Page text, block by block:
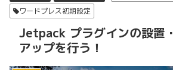
ワードプレス初期設定
Jetpack プラグインの設置
アップを行う！